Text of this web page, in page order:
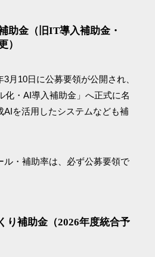
助金（旧IT導入補助金・
）
3月10日に公募要領が公開され、
化・AI導入補助金」へ正式に名
AIを活用したシステムなども補
ル・補助率は、必ず公募要領で
り補助金（2026年度統合予